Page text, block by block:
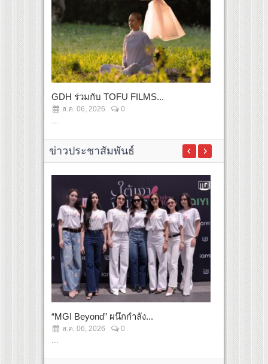
GDH ร่วมกับ TOFU FILMS...
ส.ค. 06, 2026 0
...
...
ก.ค. 20,
...
ข่าวประชาสัมพันธ์
“MGI Beyond” ผนึกกำลัง...
ส.ค. 06, 2026 0
...
“JAS”...
ส.ค. 06,
บริษัท จัสมิน